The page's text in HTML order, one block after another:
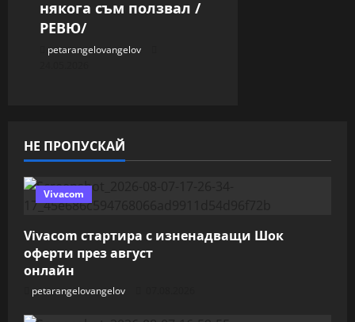
някога съм ползвал /
РЕВЮ/
petarangelovangelov
НЕ ПРОПУСКАЙ
Vivacom
Vivacom стартира с изненадващи Шок
оферти през август
онлайн
petarangelovangelov